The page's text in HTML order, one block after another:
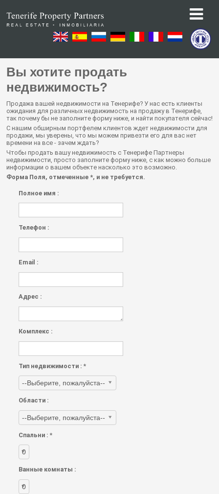
Вы хотите продать
недвижимость?
Продажа вашей недвижимости на Тенерифе? У нас есть клиенты
ожидания для различных недвижимость на продажу в Тенерифе,
так почему бы не заполните форму ниже, и найти покупателя сейчас!
С нашим обширным портфелем клиентов ждет недвижимости для
продажи, мы уверены, что мы можем привезти его для вас нет
времени на все - зачем ждать?
Чтобы продать вашу недвижимость с Тенерифе Партнеры
недвижимости, просто заполните форму ниже, с как можно больше
информации о вашем объекте насколько это возможно.
Форма Поля, отмеченные *, и не требуется.
Полное имя :
Телефон :
Email :
Адрес :
Комплекс :
Тип недвижимости : *
Области :
Спальни : *
Ванные комнаты :